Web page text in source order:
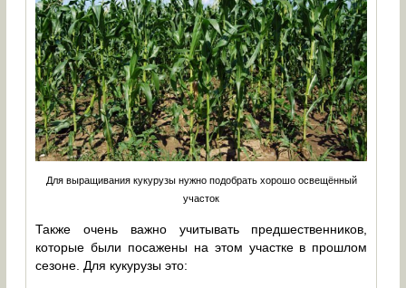
Для выращивания кукурузы нужно подобрать хорошо освещённый
участок
Также очень важно учитывать предшественников,
которые были посажены на этом участке в прошлом
сезоне. Для кукурузы это: